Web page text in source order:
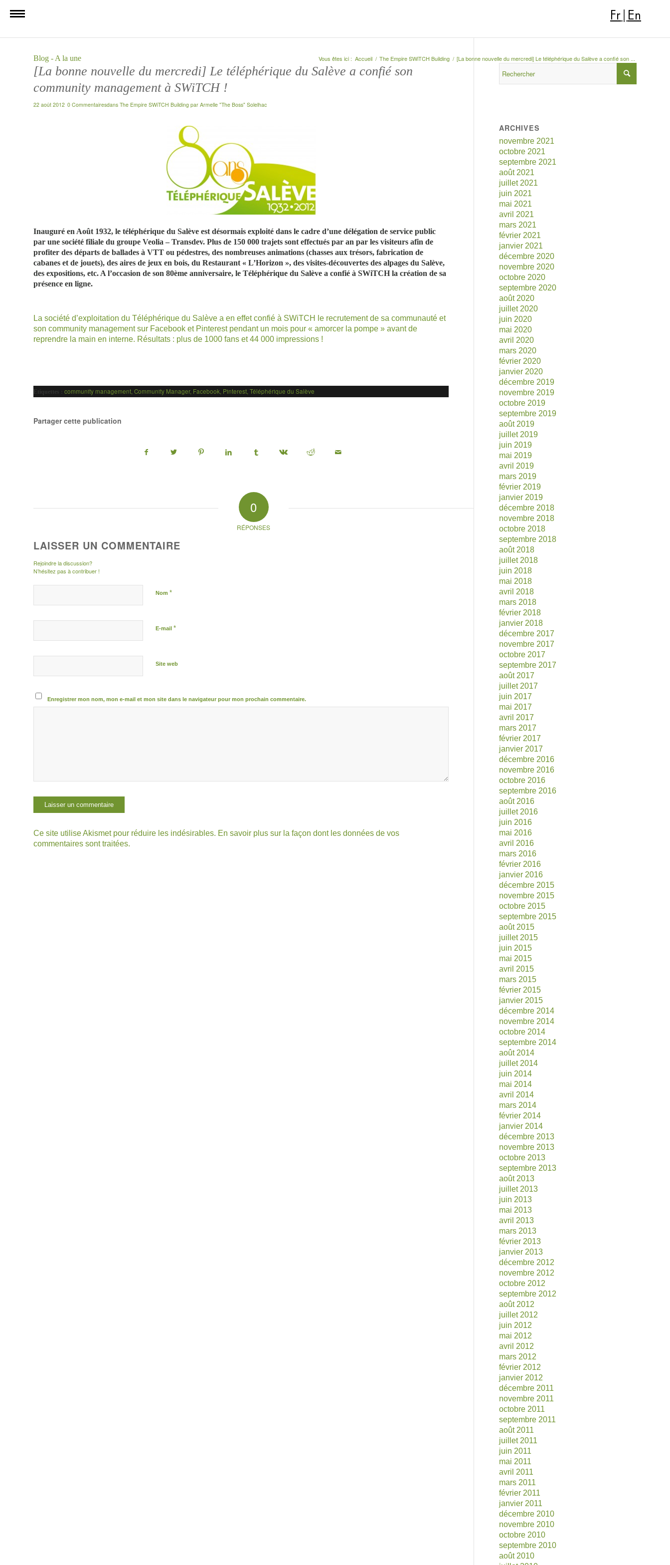
Fr En
Blog - A la une Vous êtes ici : Accueil / The Empire SWiTCH Building / [La bonne nouvelle du mercredi] Le téléphérique du Salève a confié son ...
[La bonne nouvelle du mercredi] Le téléphérique du Salève a confié son
community management à SWiTCH !
22 août 2012 0 Commentairesdans The Empire SWiTCH Building par Armelle "The Boss" Solelhac
Inauguré en Août 1932, le téléphérique du Salève est désormais exploité dans le cadre d’une délégation de service public
par une société filiale du groupe Veolia – Transdev. Plus de 150 000 trajets sont effectués par an par les visiteurs afin de
profiter des départs de ballades à VTT ou pédestres, des nombreuses animations (chasses aux trésors, fabrication de
cabanes et de jouets), des aires de jeux en bois, du Restaurant « L’Horizon », des visites-découvertes des alpages du Salève,
des expositions, etc. A l’occasion de son 80ème anniversaire, le Téléphérique du Salève a confié à SWiTCH la création de sa
présence en ligne.
La société d’exploitation du Téléphérique du Salève a en effet confié à SWiTCH le recrutement de sa communauté et
son community management sur Facebook et Pinterestpendant un mois pour « amorcer la pompe » avant de
reprendre la main en interne. Résultats : plus de 1000 fans et 44 000 impressions !
Etiquettes : community management, Community Manager, Facebook, Pinterest, Téléphérique du Salève
Partager cette publication
0
RÉPONSES
LAISSER UN COMMENTAIRE
Rejoindre la discussion?
N’hésitez pas à contribuer !
Nom *
E-mail *
Site web
Enregistrer mon nom, mon e-mail et mon site dans le navigateur pour mon prochain commentaire.
Ce site utilise Akismet pour réduire les indésirables. En savoir plus sur la façon dont les données de vos
commentaires sont traitées.
ARCHIVES
novembre 2021
octobre 2021
septembre 2021
août 2021
juillet 2021
juin 2021
mai 2021
avril 2021
mars 2021
février 2021
janvier 2021
décembre 2020
novembre 2020
octobre 2020
septembre 2020
août 2020
juillet 2020
juin 2020
mai 2020
avril 2020
mars 2020
février 2020
janvier 2020
décembre 2019
novembre 2019
octobre 2019
septembre 2019
août 2019
juillet 2019
juin 2019
mai 2019
avril 2019
mars 2019
février 2019
janvier 2019
décembre 2018
novembre 2018
octobre 2018
septembre 2018
août 2018
juillet 2018
juin 2018
mai 2018
avril 2018
mars 2018
février 2018
janvier 2018
décembre 2017
novembre 2017
octobre 2017
septembre 2017
août 2017
juillet 2017
juin 2017
mai 2017
avril 2017
mars 2017
février 2017
janvier 2017
décembre 2016
novembre 2016
octobre 2016
septembre 2016
août 2016
juillet 2016
juin 2016
mai 2016
avril 2016
mars 2016
février 2016
janvier 2016
décembre 2015
novembre 2015
octobre 2015
septembre 2015
août 2015
juillet 2015
juin 2015
mai 2015
avril 2015
mars 2015
février 2015
janvier 2015
décembre 2014
novembre 2014
octobre 2014
septembre 2014
août 2014
juillet 2014
juin 2014
mai 2014
avril 2014
mars 2014
février 2014
janvier 2014
décembre 2013
novembre 2013
octobre 2013
septembre 2013
août 2013
juillet 2013
juin 2013
mai 2013
avril 2013
mars 2013
février 2013
janvier 2013
décembre 2012
novembre 2012
octobre 2012
septembre 2012
août 2012
juillet 2012
juin 2012
mai 2012
avril 2012
mars 2012
février 2012
janvier 2012
décembre 2011
novembre 2011
octobre 2011
septembre 2011
août 2011
juillet 2011
juin 2011
mai 2011
avril 2011
mars 2011
février 2011
janvier 2011
décembre 2010
novembre 2010
octobre 2010
septembre 2010
août 2010